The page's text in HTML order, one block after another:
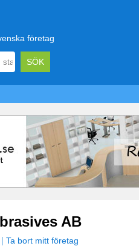
företag
AB
Ta bort mitt företag